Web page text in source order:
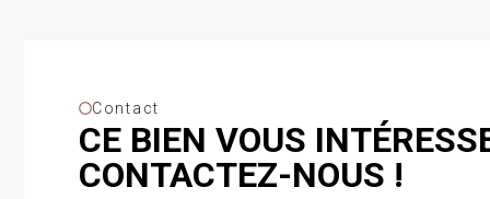
Contact
CE BIEN VOUS
CONTACTEZ-NOUS !